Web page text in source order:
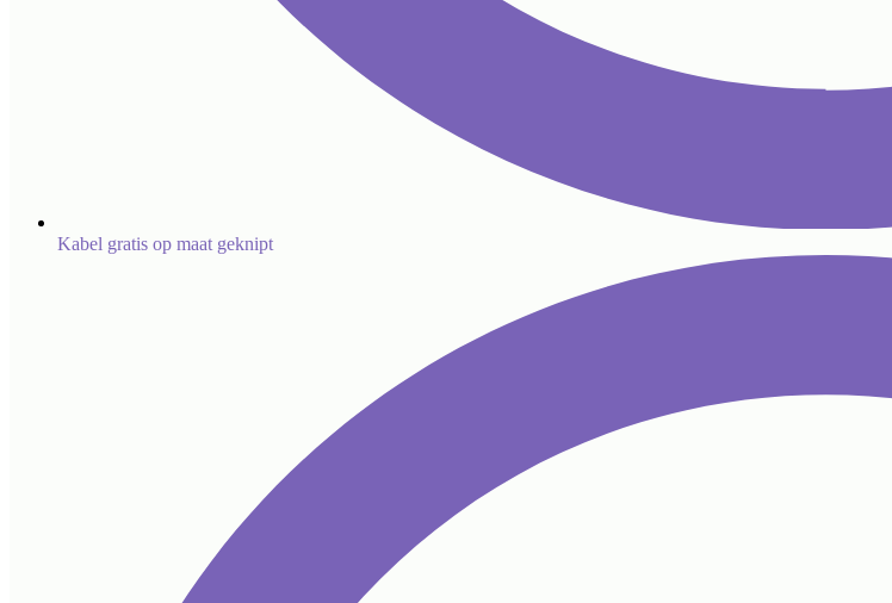
Kabel gratis op maat geknipt